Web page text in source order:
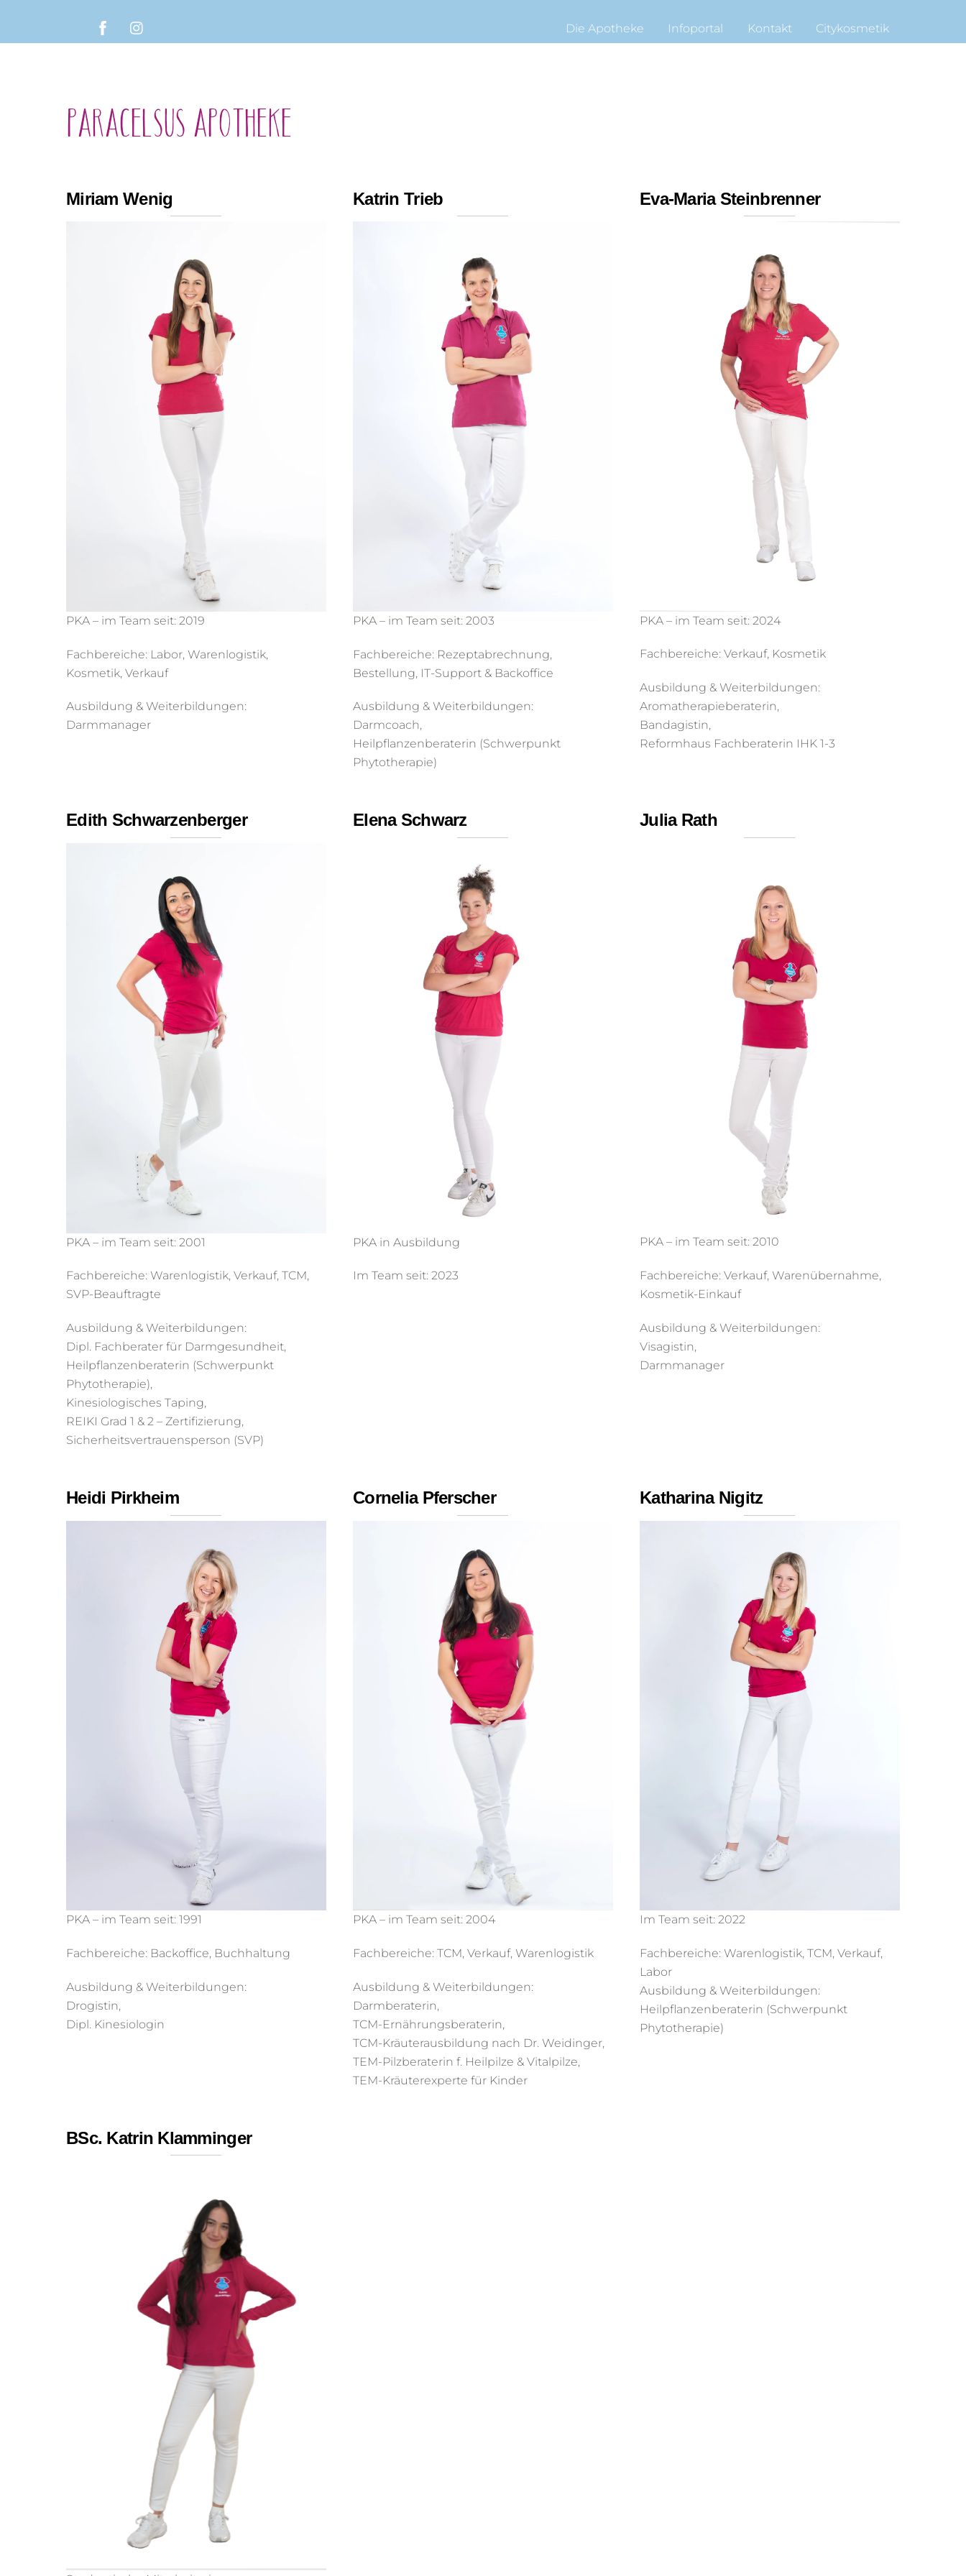
content
Facebook
Die Apotheke Infoportal Kontakt Citykosmetik
PARACELSUS APOTHEKE
Miriam Wenig
PKA – im Team seit: 2019
Fachbereiche: Labor, Warenlogistik,
Kosmetik, Verkauf
Ausbildung & Weiterbildungen:
Darmmanager
Katrin Trieb
PKA – im Team seit: 2003
Fachbereiche: Rezeptabrechnung,
Bestellung, IT-Support & Backoffice
Ausbildung & Weiterbildungen:
Darmcoach,
Heilpflanzenberaterin (Schwerpunkt
Phytotherapie)
Eva-Maria Steinbrenner
PKA – im Team seit: 2024
Fachbereiche: Verkauf, Kosmetik
Ausbildung & Weiterbildungen:
Aromatherapieberaterin,
Bandagistin,
Reformhaus Fachberaterin IHK 1-3
Edith Schwarzenberger
PKA – im Team seit: 2001
Fachbereiche: Warenlogistik, Verkauf, TCM,
SVP-Beauftragte
Ausbildung & Weiterbildungen:
Dipl. Fachberater für Darmgesundheit,
Heilpflanzenberaterin (Schwerpunkt
Phytotherapie),
Kinesiologisches Taping,
REIKI Grad 1 & 2 – Zertifizierung,
Sicherheitsvertrauensperson (SVP)
Elena Schwarz
PKA in Ausbildung
Im Team seit: 2023
Julia Rath
PKA – im Team seit: 2010
Fachbereiche: Verkauf, Warenübernahme,
Kosmetik-Einkauf
Ausbildung & Weiterbildungen:
Visagistin,
Darmmanager
Heidi Pirkheim
PKA – im Team seit: 1991
Fachbereiche: Backoffice, Buchhaltung
Ausbildung & Weiterbildungen:
Drogistin,
Dipl. Kinesiologin
Cornelia Pferscher
PKA – im Team seit: 2004
Fachbereiche: TCM, Verkauf, Warenlogistik
Ausbildung & Weiterbildungen:
Darmberaterin,
TCM-Ernährungsberaterin,
TCM-Kräuterausbildung nach Dr. Weidinger,
TEM-Pilzberaterin f. Heilpilze & Vitalpilze,
TEM-Kräuterexperte für Kinder
Katharina Nigitz
Im Team seit: 2022
Fachbereiche: Warenlogistik, TCM, Verkauf,
Labor
Ausbildung & Weiterbildungen:
Heilpflanzenberaterin (Schwerpunkt
Phytotherapie)
BSc. Katrin Klamminger